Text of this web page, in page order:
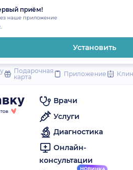
приём!
наше приложение
Установить
Подарочная
карта
Приложение
Врачи
Услуги
Диагностика
Онлайн-
консультации